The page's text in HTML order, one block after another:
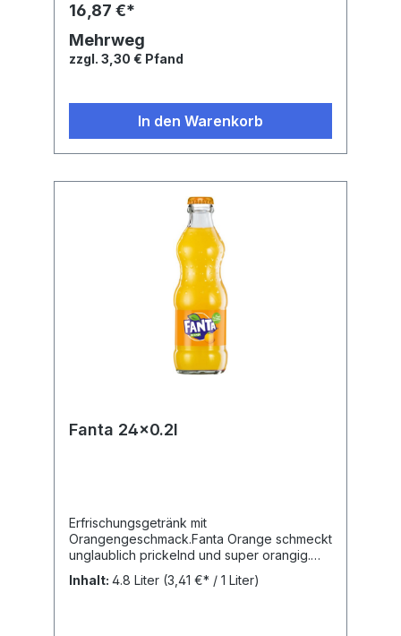
Orangenextrakt, natürliches Orangenaroma
mit anderen natürlichen Aromen,
AntioxidationsmittelAscorbinsäure,
Farbstoff Carotine,
16,87 €*
Mehrweg
zzgl. 3,30 € Pfand
In den Warenkorb
Fanta 24x0.2l
Erfrischungsgetränk mit
Orangengeschmack.Fanta Orange schmeckt
unglaublich prickelnd und super orangig.
Trinke Fanta. Lebe
bunter!Nährwertangaben: Brennwert: 163.3
Inhalt: 4.8 Liter (3,41 €* / 1 Liter)